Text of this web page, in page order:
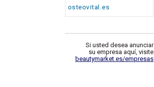
osteovital.es
Si usted desea anunciar
su empresa aquí, visite
beautymarket.es/empresas